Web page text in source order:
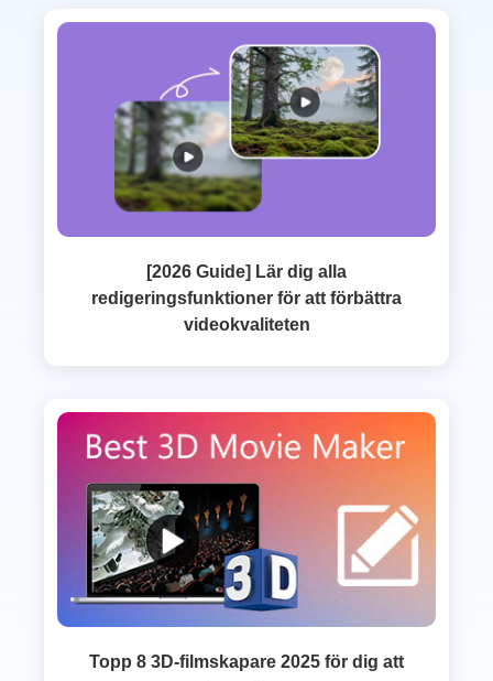
[2026 Guide] Lär dig alla
redigeringsfunktioner för att förbättra
videokvaliteten
Topp 8 3D-filmskapare 2025 för dig att